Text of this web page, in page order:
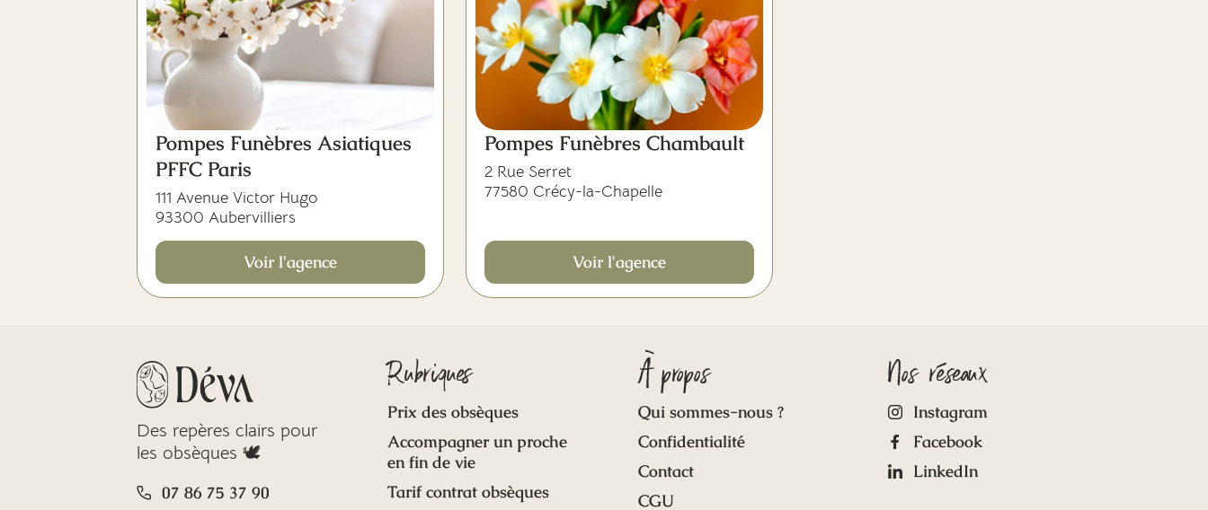
Pompes Funèbres Asiatiques
PFFC Paris
111 Avenue Victor Hugo
93300 Aubervilliers
Voir l'agence
Pompes Funèbres Chambault
2 Rue Serret
77580 Crécy-la-Chapelle
Voir l'agence
Des repères clairs pour
les obsèques 🕊️
07 86 75 37 90
Rubriques
Prix des obsèques
Accompagner un proche
en fin de vie
Tarif contrat obsèques
À propos
Qui sommes-nous ?
Confidentialité
Contact
CGU
Nos réseaux
Instagram
Facebook
LinkedIn